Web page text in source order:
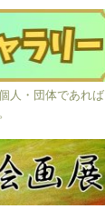
人・団体であれば